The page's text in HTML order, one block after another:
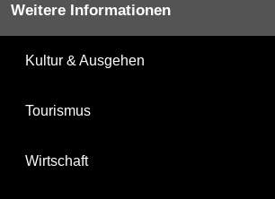
Weitere Informationen
Kultur & Ausgehen
Tourismus
Wirtschaft